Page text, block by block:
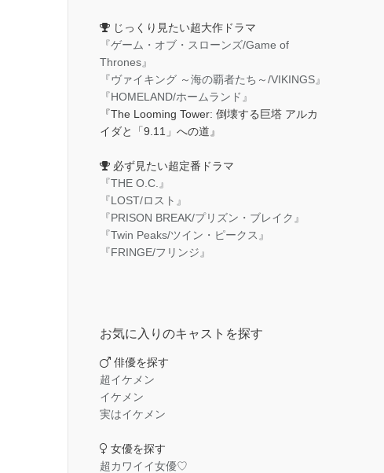
じっくり見たい超大作ドラマ
『ゲーム・オブ・スローンズ/Game of
Thrones』
『ヴァイキング ～海の覇者たち～/VIKINGS』
『HOMELAND/ホームランド』
『The Looming Tower: 倒壊する巨塔 アルカ
イダと「9.11」への道』
必ず見たい超定番ドラマ
『THE O.C.』
『LOST/ロスト』
『PRISON BREAK/プリズン・ブレイク』
『Twin Peaks/ツイン・ピークス』
『FRINGE/フリンジ』
お気に入りのキャストを探す
俳優を探す
超イケメン
イケメン
実はイケメン
女優を探す
超カワイイ女優♡